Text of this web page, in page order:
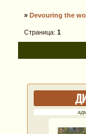
» Devouring the
Страница: 1